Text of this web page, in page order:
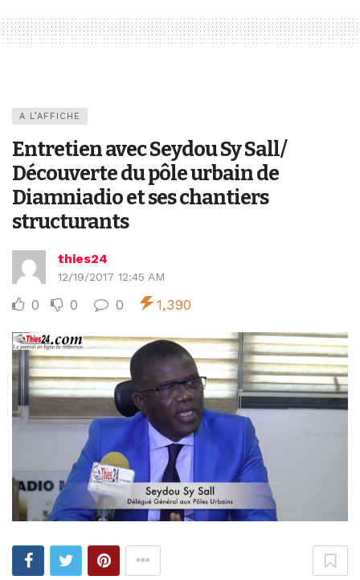
A L’AFFICHE
Entretien avec Seydou Sy Sall/
Découverte du pôle urbain de
Diamniadio et ses chantiers
structurants
thies24
12/19/2017 12:45 AM
0 0 0 1,390